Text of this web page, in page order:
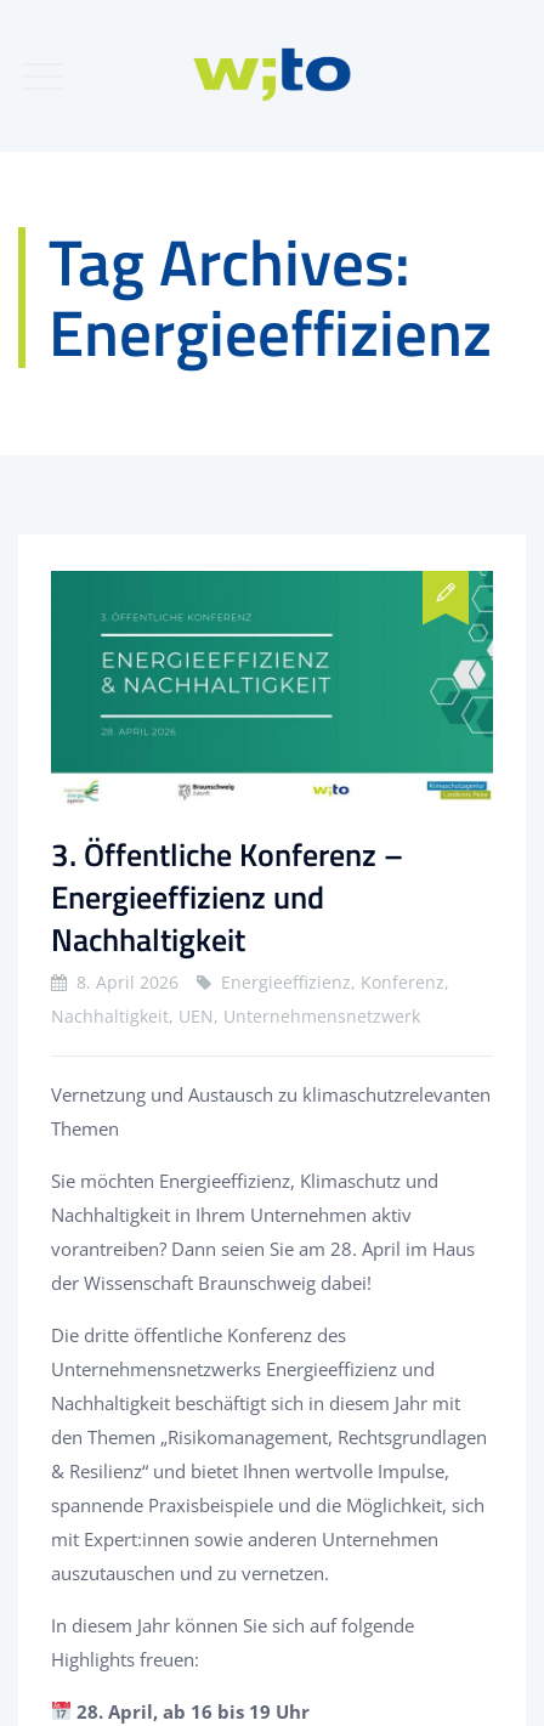
Tag Archives:
Energieeffizienz
3. Öffentliche Konferenz –
Energieeffizienz und
Nachhaltigkeit
8. April 2026
Energieeffizienz, Konferenz,
Nachhaltigkeit, UEN, Unternehmensnetzwerk
Vernetzung und Austausch zu klimaschutzrelevanten
Themen
Sie möchten Energieeffizienz, Klimaschutz und
Nachhaltigkeit in Ihrem Unternehmen aktiv
vorantreiben? Dann seien Sie am 28. April im Haus
der Wissenschaft Braunschweig dabei!
Die dritte öffentliche Konferenz des
Unternehmensnetzwerks Energieeffizienz und
Nachhaltigkeit beschäftigt sich in diesem Jahr mit
den Themen „Risikomanagement, Rechtsgrundlagen
& Resilienz“ und bietet Ihnen wertvolle Impulse,
spannende Praxisbeispiele und die Möglichkeit, sich
mit Expert:innen sowie anderen Unternehmen
auszutauschen und zu vernetzen.
In diesem Jahr können Sie sich auf folgende
Highlights freuen:
28. April, ab 16 bis 19 Uhr